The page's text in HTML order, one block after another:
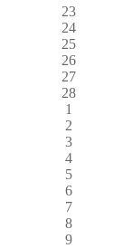
23
24
25
26
27
28
1
2
3
4
5
6
7
8
9